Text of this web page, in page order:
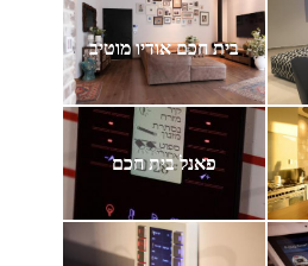
בית חכם אודיו מוטיב
פאנל בית חכם